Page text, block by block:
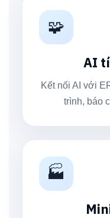
🧩
AI
Kết nối AI với
trình, báo
🏭